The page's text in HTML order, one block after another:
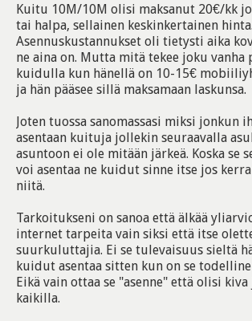
Kuitu 10M/10M olisi maksanut 20€/kk
tai halpa, sellainen keskinkertainen hinta.
Asennuskustannukset oli tietysti aika
ne aina on. Mutta mitä tekee joku vanha
kuidulla kun hänellä on 10-15€
ja hän pääsee sillä maksamaan laskunsa.
Joten tuossa sanomassasi miksi jonkun
asentaan kuituja jollekin seuraavalla
asuntoon ei ole mitään järkeä. Koska se
voi asentaa ne kuidut sinne itse jos
niitä.
Tarkoitukseni on sanoa että älkää
internet tarpeita vain siksi että itse
suurkuluttajia. Ei se tulevaisuus sieltä
kuidut asentaa sitten kun on se
Eikä vain ottaa se "asenne" että olisi
kaikilla.